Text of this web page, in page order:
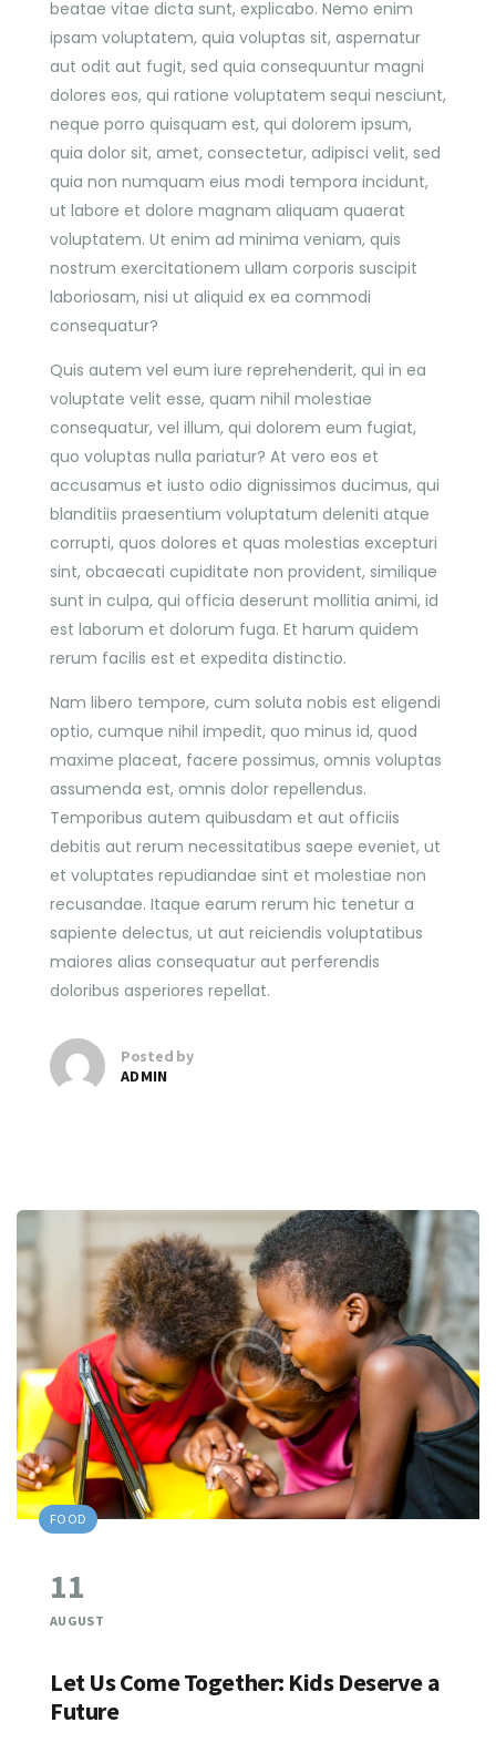
beatae vitae dicta sunt, explicabo. Nemo enim
ipsam voluptatem, quia voluptas sit, aspernatur
aut odit aut fugit, sed quia consequuntur magni
dolores eos, qui ratione voluptatem sequi nesciunt,
neque porro quisquam est, qui dolorem ipsum,
quia dolor sit, amet, consectetur, adipisci velit, sed
quia non numquam eius modi tempora incidunt,
ut labore et dolore magnam aliquam quaerat
voluptatem. Ut enim ad minima veniam, quis
nostrum exercitationem ullam corporis suscipit
laboriosam, nisi ut aliquid ex ea commodi
consequatur?
Quis autem vel eum iure reprehenderit, qui in ea
voluptate velit esse, quam nihil molestiae
consequatur, vel illum, qui dolorem eum fugiat,
quo voluptas nulla pariatur? At vero eos et
accusamus et iusto odio dignissimos ducimus, qui
blanditiis praesentium voluptatum deleniti atque
corrupti, quos dolores et quas molestias excepturi
sint, obcaecati cupiditate non provident, similique
sunt in culpa, qui officia deserunt mollitia animi, id
est laborum et dolorum fuga. Et harum quidem
rerum facilis est et expedita distinctio.
Nam libero tempore, cum soluta nobis est eligendi
optio, cumque nihil impedit, quo minus id, quod
maxime placeat, facere possimus, omnis voluptas
assumenda est, omnis dolor repellendus.
Temporibus autem quibusdam et aut officiis
debitis aut rerum necessitatibus saepe eveniet, ut
et voluptates repudiandae sint et molestiae non
recusandae. Itaque earum rerum hic tenetur a
sapiente delectus, ut aut reiciendis voluptatibus
maiores alias consequatur aut perferendis
doloribus asperiores repellat.
Posted by
ADMIN
FOOD
11
AUGUST
Let Us Come Together: Kids Deserve a
Future